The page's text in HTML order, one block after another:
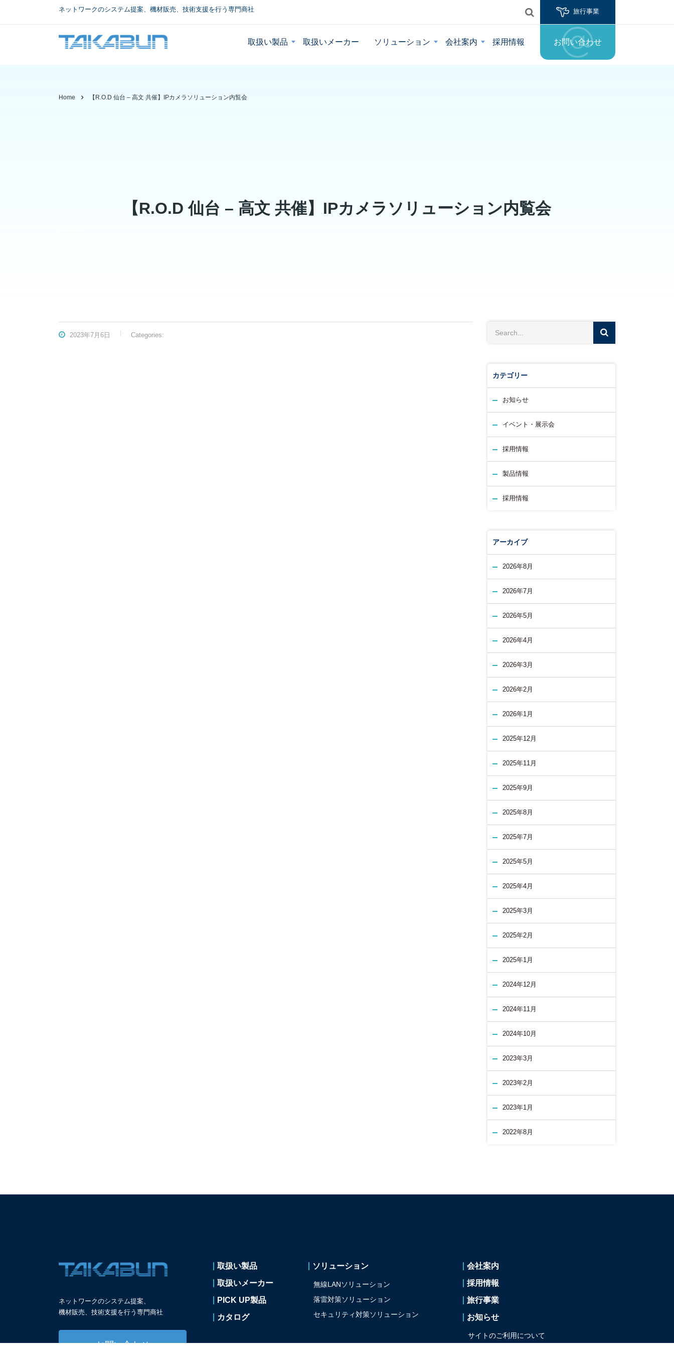
ネットワークのシステム提案、機材販売、技術支援を行う専門商社 旅行事業
取扱い製品 取扱いメーカー ソリューション 会社案内 採用情報 お問い合わせ
Home 【R.O.D 仙台 – 高文 共催】IPカメラソリューション内覧会
【R.O.D 仙台 – 高文 共催】IPカメラソリューション内覧会
2023年7月6日 Categories:
カテゴリー
お知らせ
イベント・展示会
採用情報
製品情報
採用情報
アーカイブ
2026年8月
2026年7月
2026年5月
2026年4月
2026年3月
2026年2月
2026年1月
2025年12月
2025年11月
2025年9月
2025年8月
2025年7月
2025年5月
2025年4月
2025年3月
2025年2月
2025年1月
2024年12月
2024年11月
2024年10月
2023年3月
2023年2月
2023年1月
2022年8月
ネットワークのシステム提案、
機材販売、技術支援を行う専門商社
お問い合わせ
取扱い製品
取扱いメーカー
PICK UP製品
カタログ
ソリューション
無線LANソリューション
落雷対策ソリューション
セキュリティ対策ソリューション
会社案内
採用情報
旅行事業
お知らせ
サイトのご利用について